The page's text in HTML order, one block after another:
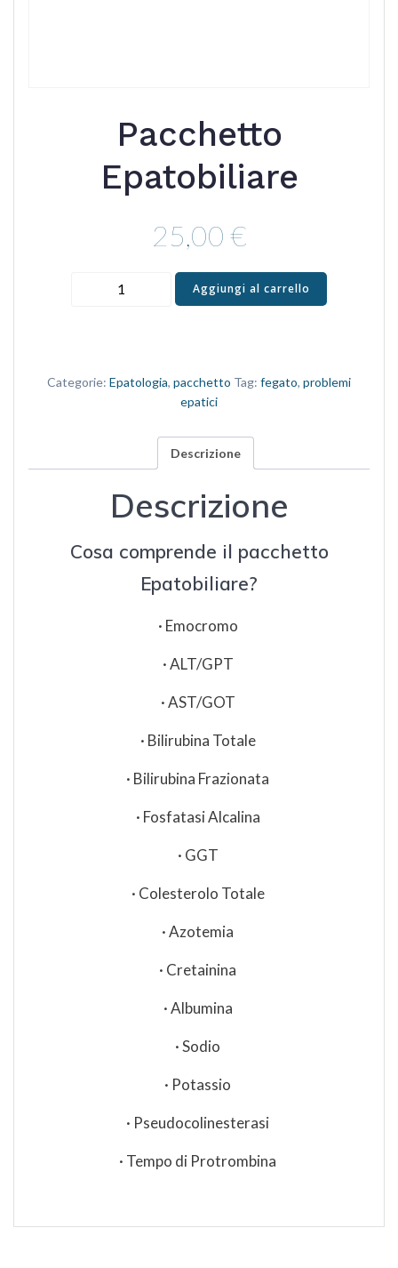
Pacchetto
Epatobiliare
25,00 €
Pacchetto
Epatobiliare
Aggiungi al carrello
Categorie: Epatologia, pacchetto Tag: fegato, problemi
epatici
Descrizione
Descrizione
Cosa comprende il pacchetto
Epatobiliare?
· Emocromo
· ALT/GPT
· AST/GOT
· Bilirubina Totale
· Bilirubina Frazionata
· Fosfatasi Alcalina
· GGT
· Colesterolo Totale
· Azotemia
· Cretainina
· Albumina
· Sodio
· Potassio
· Pseudocolinesterasi
· Tempo di Protrombina